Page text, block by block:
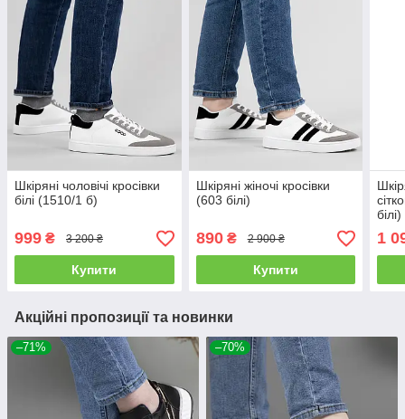
Шкіряні чоловічі кросівки
білі (1510/1 б)
999 ₴ 3 200 ₴
Купити
Шкіряні жіночі кросівки
(603 білі)
890₴ 2 900 ₴
Купити
білі)
1
Акційні пропозиції та новинки
–71% –70%